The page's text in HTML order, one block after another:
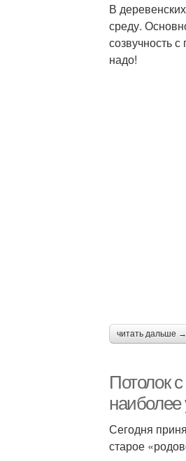
В
среду.
созвучность
надо!
читать дальше →
Потолок
Сегодня
старое